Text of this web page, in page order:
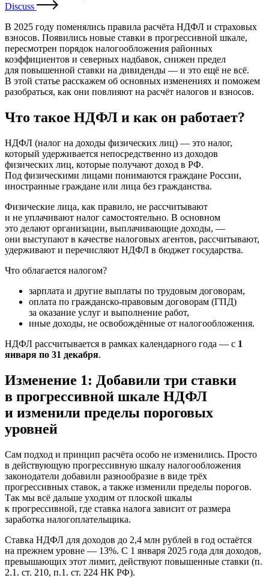
Discuss
В 2025 году поменялись правила расчёта НДФЛ и страховых
взносов. Появились новые ставки в прогрессивной шкале,
пересмотрен порядок налогообложения районных
коэффициентов и северных надбавок, снижен предел
для повышенной ставки на дивиденды — и это ещё не всё.
В этой статье расскажем об основных изменениях и поможем
разобраться, как они повлияют на расчёт налогов и взносов.
Что такое НДФЛ и как он работает?
НДФЛ (налог на доходы физических лиц) — это налог,
который удерживается непосредственно из доходов
физических лиц, которые получают доход в РФ.
Под физическими лицами понимаются граждане России,
иностранные граждане или лица без гражданства.
Физические лица, как правило, не рассчитывают
и не уплачивают налог самостоятельно. В основном
это делают организации, выплачивающие доходы, —
они выступают в качестве налоговых агентов, рассчитывают,
удерживают и перечисляют НДФЛ в бюджет государства.
Что облагается налогом?
зарплата и другие выплаты по трудовым договорам,
оплата по гражданско-правовым договорам (ГПД)
за оказание услуг и выполнение работ,
иные доходы, не освобождённые от налогообложения.
НДФЛ рассчитывается в рамках календарного года — с 1
января по 31 декабря.
Изменение 1: Добавили три ставки
в прогрессивной шкале НДФЛ
и изменили пределы пороговых
уровней
Сам подход и принцип расчёта особо не изменились. Просто
в действующую прогрессивную шкалу налогообложения
законодатели добавили разнообразие в виде трёх
прогрессивных ставок, а также изменили пределы порогов.
Так мы всё дальше уходим от плоской шкалы
к прогрессивной, где ставка налога зависит от размера
заработка налогоплательщика.
Ставка НДФЛ для доходов до 2,4 млн рублей в год остаётся
на прежнем уровне — 13%. С 1 января 2025 года для доходов,
превышающих этот лимит, действуют повышенные ставки (п.
2.1. ст. 210, п.1. ст. 224 НК РФ).